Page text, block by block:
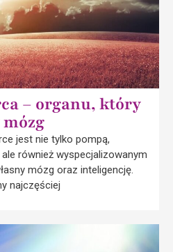
– organu, który
jest nie tylko pompą,
również wyspecjalizowanym
mózg oraz inteligencję.
najczęściej